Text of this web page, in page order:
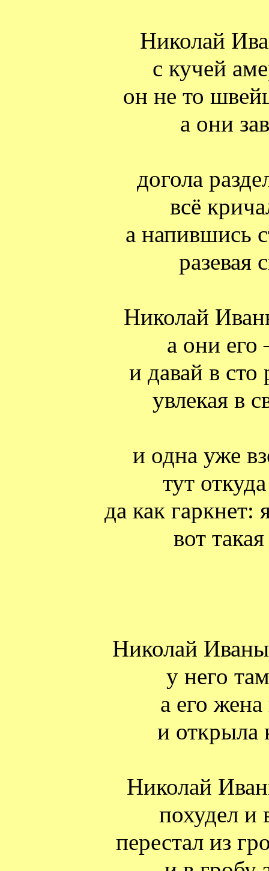
Николай
с кучей
он не то
а они
догола
всё
а напившись
разевая
Николай
а они его
и давай в сто
увлекая в
и одна уже
тут
да как гаркнет:
вот
Николай
у него
а его
и открыла
Николай
похудел и
перестал из